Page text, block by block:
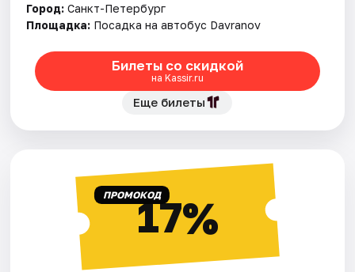
Город: Санкт-Петербург
Площадка: Посадка на автобус Davranov
Билеты со скидкой
на Kassir.ru
Еще билеты
ПРОМОКОД17%